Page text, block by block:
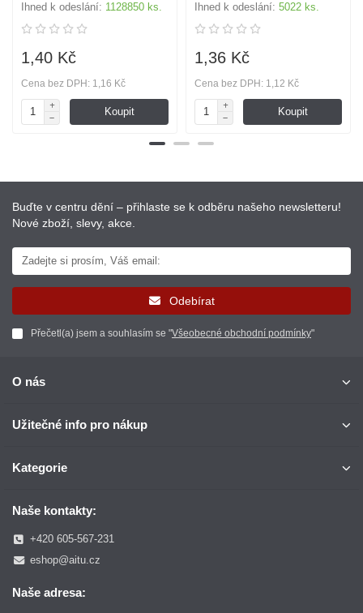
Ihned k odeslání: 1128850 ks.
1,40 Kč
Cena bez DPH: 1,16 Kč
Koupit
Ihned k odeslání: 5022 ks.
1,36 Kč
Cena bez DPH: 1,12 Kč
Koupit
Buďte v centru dění – přihlaste se k odběru našeho newsletteru!
Nové zboží, slevy, akce.
Odebírat
Přečetl(a) jsem a souhlasím se "Všeobecné obchodní podmínky"
O nás
Užitečné info pro nákup
Kategorie
Naše kontakty:
+420 605-567-231
eshop@aitu.cz
Naše adresa: